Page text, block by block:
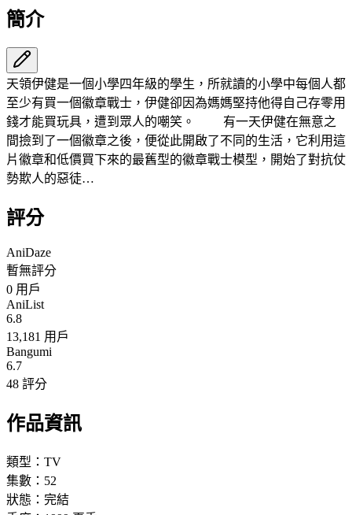
簡介
天領伊健是一個小學四年級的學生，所就讀的小學中每個人都
至少有買一個徽章戰士，伊健卻因為媽媽堅持他得自己存零用
錢才能買玩具，遭到眾人的嘲笑。 有一天伊健在無意之
間撿到了一個徽章之後，便從此開啟了不同的生活，它利用這
片徽章和低價買下來的最舊型的徽章戰士模型，開始了對抗仗
勢欺人的惡徒…
評分
AniDaze
暫無評分
0 用戶
AniList
6.8
13,181 用戶
Bangumi
6.7
48 評分
作品資訊
類型： TV
集數： 52
狀態： 完結